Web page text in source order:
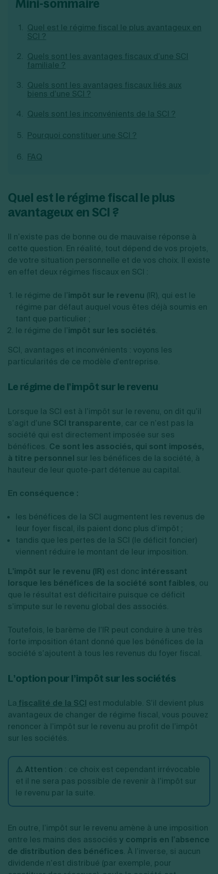
Toutes les modifications
Je souhaite être accompagné
Découvrez notre cabinet d'expertise
Création d'EURL
Création de SARL
Création de SAS
Création d'association
Aides à la création d’entreprise
Ouverture compte pro
Fermeture d’une entreprise
Création d'entreprise
mini-sommaire
Quel est le régime fiscal le plus avantageux en
SCI ?
Quels sont les avantages fiscaux d’une SCI
familiale ?
Quels sont les avantages fiscaux liés aux
biens d’une SCI ?
Quels sont les inconvénients de la SCI ?
Pourquoi constituer une SCI ?
FAQ
Quel est le régime fiscal le plus
avantageux en SCI ?
Il n’existe pas de bonne ou de mauvaise réponse à
cette question. En réalité, tout dépend de vos projets,
de votre situation personnelle et de vos choix. Il existe
en effet deux régimes fiscaux en SCI :
le régime de l’impôt sur le revenu (IR), qui est le
régime par défaut auquel vous êtes déjà soumis en
tant que particulier ;
le régime de l’impôt sur les sociétés.
SCI, avantages et inconvénients : voyons les
particularités de ce modèle d'entreprise.
Le régime de l’impôt sur le revenu
Lorsque la SCI est à l’impôt sur le revenu, on dit qu’il
s’agit d’une SCI transparente, car ce n’est pas la
société qui est directement imposée sur ses
bénéfices. Ce sont les associés, qui sont imposés,
à titre personnel sur les bénéfices de la société, à
hauteur de leur quote-part détenue au capital.
En conséquence :
les bénéfices de la SCI augmentent les revenus de
leur foyer fiscal, ils paient donc plus d’impôt ;
tandis que les pertes de la SCI (le déficit foncier)
viennent réduire le montant de leur imposition.
L’impôt sur le revenu (IR) est donc intéressant
lorsque les bénéfices de la société sont faibles, ou
que le résultat est déficitaire puisque ce déficit
s’impute sur le revenu global des associés.
Toutefois, le barème de l’IR peut conduire à une très
forte imposition étant donné que les bénéfices de la
société s’ajoutent à tous les revenus du foyer fiscal.
L’option pour l’impôt sur les sociétés
La fiscalité de la SCI est modulable. S’il devient plus
avantageux de changer de régime fiscal, vous pouvez
renoncer à l’impôt sur le revenu au profit de l’impôt
sur les sociétés.
⚠️ Attention : ce choix est cependant irrévocable
et il ne sera pas possible de revenir à l’impôt sur
le revenu par la suite.
En outre, l’impôt sur le revenu amène à une imposition
entre les mains des associés y compris en l’absence
de distribution des bénéfices. À l’inverse, si aucun
dividende n’est distribué (par exemple, pour